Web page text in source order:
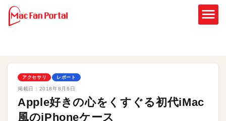
アクセサリ レポート
掲載日： 2018年8月6日
Apple好きの心をくすぐる初代iMac
風のiPhoneケース